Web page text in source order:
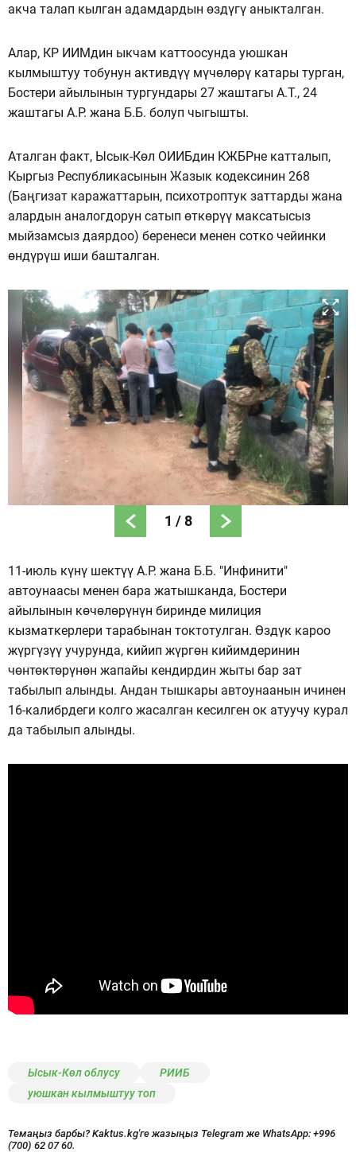
акча талап кылган адамдардын өздүгү аныкталган.
Алар, КР ИИМдин ыкчам каттоосунда уюшкан
кылмыштуу тобунун активдүү мүчөлөрү катары турган,
Бостери айылынын тургундары 27 жаштагы А.Т., 24
жаштагы А.Р. жана Б.Б. болуп чыгышты.
Аталган факт, Ысык-Көл ОИИБдин КЖБРне катталып,
Кыргыз Республикасынын Жазык кодексинин 268
(Баңгизат каражаттарын, психотроптук заттарды жана
алардын аналогдорун сатып өткөрүү максатысыз
мыйзамсыз даярдоо) беренеси менен сотко чейинки
өндүрүш иши башталган.
1 /8
11-июль күнү шектүү А.Р. жана Б.Б. "Инфинити"
автоунаасы менен бара жатышканда, Бостери
айылынын көчөлөрүнүн биринде милиция
кызматкерлери тарабынан токтотулган. Өздүк кароо
жүргүзүү учурунда, кийип жүргөн кийимдеринин
чөнтөктөрүнөн жапайы кендирдин жыты бар зат
табылып алынды. Андан тышкары автоунаанын ичинен
16-калибрдеги колго жасалган кесилген ок атуучу курал
да табылып алынды.
Ысык-Көл облусу
РИИБ
уюшкан кылмыштуу топ
Темаңыз барбы? Kaktus.kg'ге жазыңыз Telegram же WhatsApp: +996
(700) 62 07 60.